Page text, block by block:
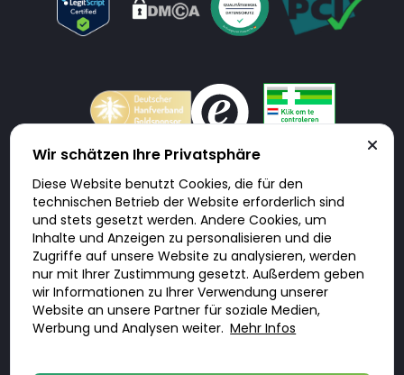
Doktorabc.com ist eine Vermittlungsplattform. Doktorabc ist ausdrücklich
keine Internetapotheke. Doktorabc bietet keine Medikamente oder
sonstige Produkte an oder liefert diese. Jegliche Informationen zu
Produkten, Medikamenten und Preisen auf der Internetseite beinhalten
kein Angebot von Doktorabc an Sie. Für die Einhaltung der in Ihrem Land
geltenden Gesetze und sonstigen Rechtsvorschriften sind Sie als Nutzer
selbst verantwortlich. Die Nutzung unseres Services auf Doktorabc durch
Sie erfolgt auf eigenes Risiko und in eigener Verantwortung. Sie erklären,
diese Internetseite aus eigener Initiative zu besuchen und zu nutzen.
Wir schätzen Ihre Privatsphäre
Diese Website benutzt Cookies, die für den
technischen Betrieb der Website erforderlich sind
und stets gesetzt werden. Andere Cookies, um
Inhalte und Anzeigen zu personalisieren und die
Zugriffe auf unsere Website zu analysieren, werden
nur mit Ihrer Zustimmung gesetzt. Außerdem geben
wir Informationen zu Ihrer Verwendung unserer
Website an unsere Partner für soziale Medien,
Werbung und Analysen weiter. Mehr Infos